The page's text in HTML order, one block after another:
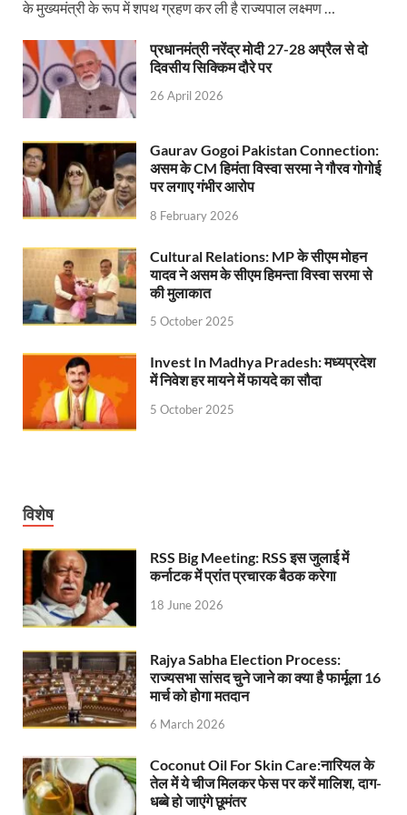
Jan-Jan Ki Sarkar: धामी मॉडल ने शासन को जनता के
Ankita Bhandari Case: अंकिता भंडारी केस से संबंधित
Uttarakhandi Song Launch: मुख्यमंत्री ने पैंली-पैंली बार
Aravalli Satyagraha Yatra: अरावली की रक्षा के लिए
Rhythm of the Universe: यशोभूमि में ‘रिदम ऑफ
Voter Mapping: मतदाता मैपिंग आसान बनाने के लिए
PM Adarsh Gram Yojana: योगी सरकार का बड़ा कदम,
Rabri Devi Residence: रात के अंधेरे में खाली होने लगा
Nainital Winter Carnival: मुख्यमंत्री पुष्कर सिंह धामी ने
Railway West Bengal Project: भारतीय रेलवे ने
PM Modi Lucknow Visit… जब मंच से पीएम मोदी ने की
Nidhi Yojana: उत्तर प्रदेश में महिला उद्यमिता को मिला
Indramani Badoni Jayanti: उत्तराखंड के गांधी को
Nitin Nabin Bihar Visit: बिहार दौरे पर रहेंगे बीजेपी के
Kisan Samman Diwas: किसान सम्मान दिवस’ मनाएगी
UP Vidhan Sabha Budget: योगी सरकार ने
UP Vidhan Sabha:देश में दो नमूने हैं, जब कोई चर्चा होती
UP Rain Basera: ठंड में आने वाले फरियादियों के लिए
के मुख्यमंत्री के रूप में शपथ ग्रहण कर ली है राज्यपाल लक्ष्मण …
प्रधानमंत्री नरेंद्र मोदी 27-28 अप्रैल से दो
दिवसीय सिक्किम दौरे पर
26 April 2026
Gaurav Gogoi Pakistan Connection:
असम के CM हिमंता विस्वा सरमा ने गौरव गोगोई
पर लगाए गंभीर आरोप
8 February 2026
Cultural Relations: MP के सीएम मोहन
यादव ने असम के सीएम हिमन्ता विस्वा सरमा से
की मुलाकात
5 October 2025
Invest In Madhya Pradesh: मध्यप्रदेश
में निवेश हर मायने में फायदे का सौदा
5 October 2025
विशेष
RSS Big Meeting: RSS इस जुलाई में
कर्नाटक में प्रांत प्रचारक बैठक करेगा
18 June 2026
Rajya Sabha Election Process:
राज्यसभा सांसद चुने जाने का क्या है फार्मूला 16
मार्च को होगा मतदान
6 March 2026
Coconut Oil For Skin Care:नारियल के
तेल में ये चीज मिलकर फेस पर करें मालिश, दाग-
धब्बे हो जाएंगे छूमंतर